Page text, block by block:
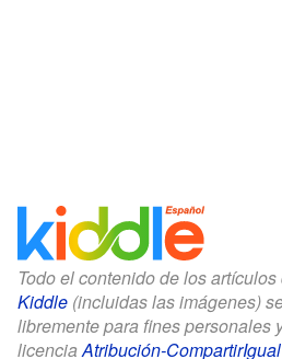
Todo el contenido de los artículos
Kiddle (incluidas las imágenes)
libremente para fines personales
licenciaAtribución-CompartirIgual